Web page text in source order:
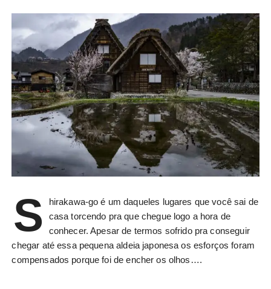
S
hirakawa-go é um daqueles lugares que você sai de
casa torcendo pra que chegue logo a hora de
conhecer. Apesar de termos sofrido pra conseguir
chegar até essa pequena aldeia japonesa os esforços foram
compensados porque foi de encher os olhos….